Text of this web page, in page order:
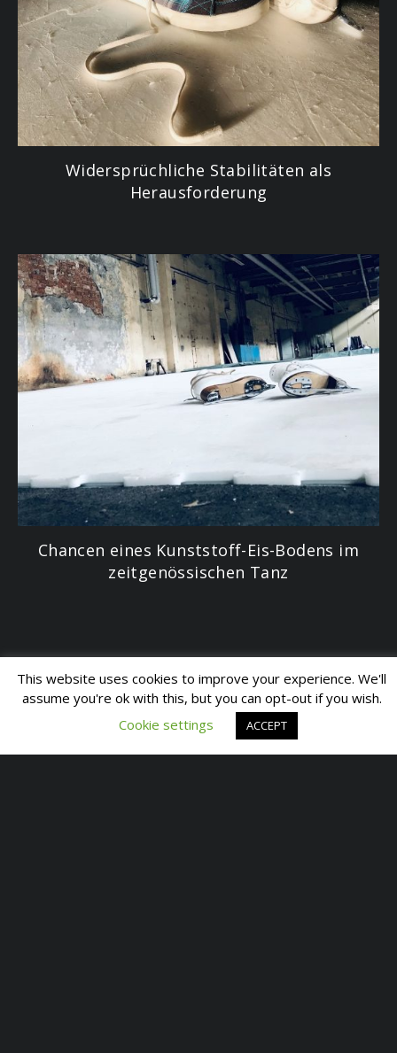
Widersprüchliche Stabilitäten als
Herausforderung
Chancen eines Kunststoff-Eis-Bodens im
zeitgenössischen Tanz
This website uses cookies to improve your experience. We'll
assume you're ok with this, but you can opt-out if you wish.
Cookie settings
ACCEPT